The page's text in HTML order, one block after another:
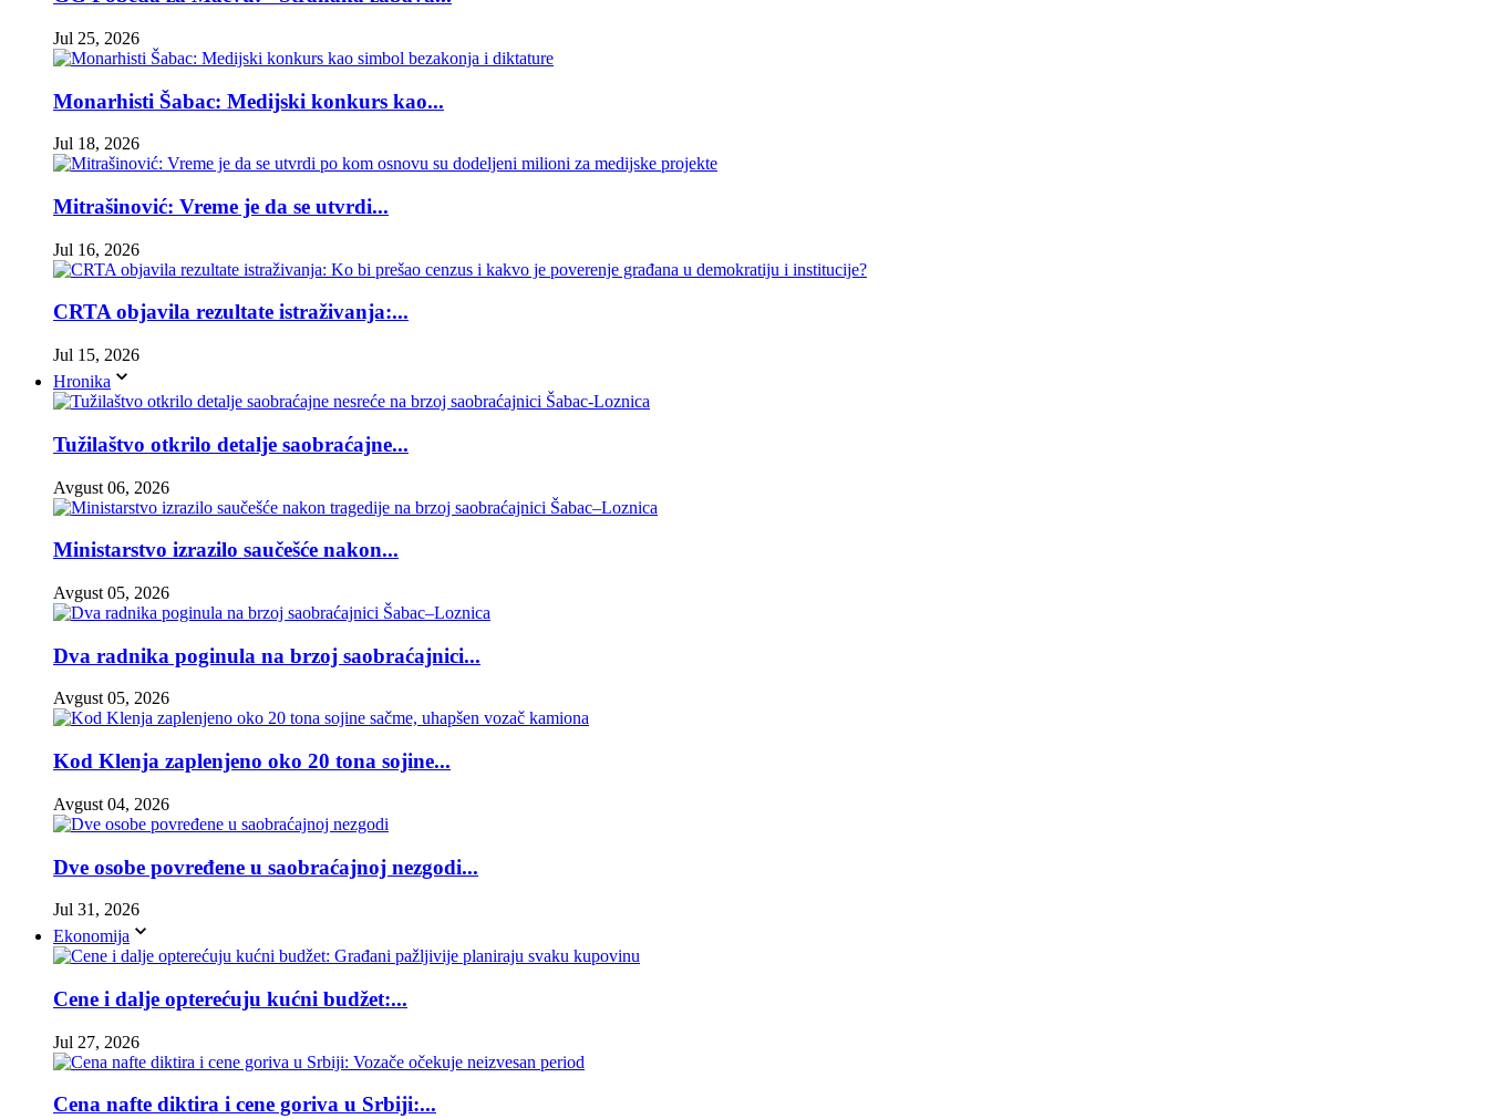
Jul 25, 2026
Monarhisti Šabac: Medijski konkurs kao...
Jul 18, 2026
Mitrašinović: Vreme je da se utvrdi...
Jul 16, 2026
CRTA objavila rezultate istraživanja:...
Jul 15, 2026
Hronika
Tužilaštvo otkrilo detalje saobraćajne...
Avgust 06, 2026
Ministarstvo izrazilo saučešće nakon...
Avgust 05, 2026
Dva radnika poginula na brzoj saobraćajnici...
Avgust 05, 2026
Kod Klenja zaplenjeno oko 20 tona sojine...
Avgust 04, 2026
Dve osobe povređene u saobraćajnoj nezgodi...
Jul 31, 2026
Ekonomija
Cene i dalje opterećuju kućni budžet:...
Jul 27, 2026
Cena nafte diktira i cene goriva u Srbiji:...